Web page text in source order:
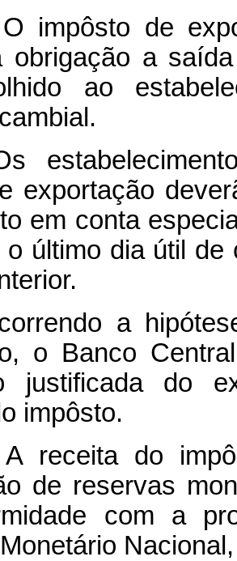
impôsto de
obrigação a
ao
exportação
em conta
o último dia útil
a
o Banco
justificada do
impôsto.
receita do
de reservas
com a